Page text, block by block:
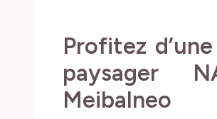
Profitez
paysager
Meibalneo